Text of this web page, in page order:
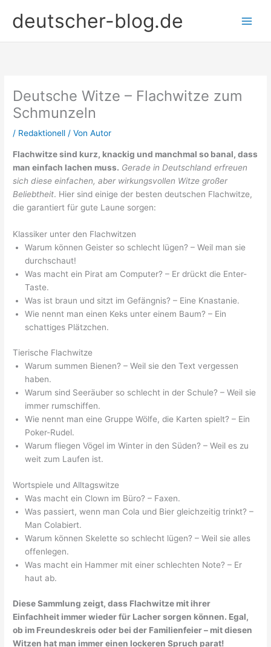
Inhaltdeutscher-blog.de
Deutsche Witze – Flachwitze zum
Schmunzeln
/ Redaktionell / VonAutor
Flachwitze sind kurz, knackig und manchmal so banal, dass
man einfach lachen muss. Gerade in Deutschland erfreuen
sich diese einfachen, aber wirkungsvollen Witze großer
Beliebtheit. Hier sind einige der besten deutschen Flachwitze,
die garantiert für gute Laune sorgen:
Klassiker unter den Flachwitzen
Warum können Geister so schlecht lügen? – Weil man sie
durchschaut!
Was macht ein Pirat am Computer? – Er drückt die Enter-
Taste.
Was ist braun und sitzt im Gefängnis? – Eine Knastanie.
Wie nennt man einen Keks unter einem Baum? – Ein
schattiges Plätzchen.
Tierische Flachwitze
Warum summen Bienen? – Weil sie den Text vergessen
haben.
Warum sind Seeräuber so schlecht in der Schule? – Weil sie
immer rumschiffen.
Wie nennt man eine Gruppe Wölfe, die Karten spielt? – Ein
Poker-Rudel.
Warum fliegen Vögel im Winter in den Süden? – Weil es zu
weit zum Laufen ist.
Wortspiele und Alltagswitze
Was macht ein Clown im Büro? – Faxen.
Was passiert, wenn man Cola und Bier gleichzeitig trinkt? –
Man Colabiert.
Warum können Skelette so schlecht lügen? – Weil sie alles
offenlegen.
Was macht ein Hammer mit einer schlechten Note? – Er
haut ab.
Diese Sammlung zeigt, dass Flachwitze mit ihrer
Einfachheit immer wieder für Lacher sorgen können. Egal,
ob im Freundeskreis oder bei der Familienfeier – mit diesen
Witzen hat man immer einen lockeren Spruch parat!